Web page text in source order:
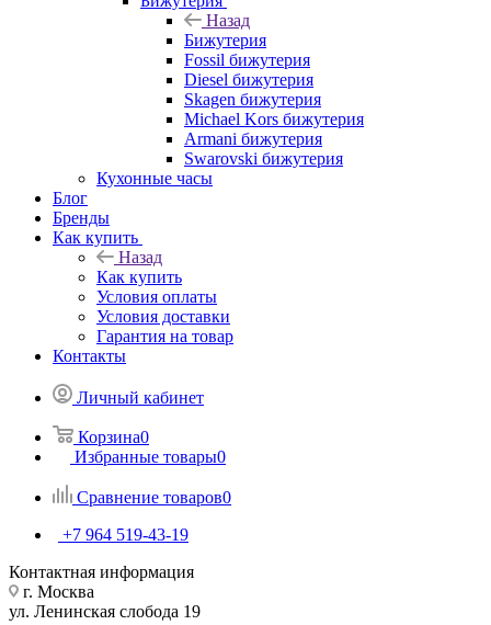
Назад
Бижутерия
Fossil бижутерия
Diesel бижутерия
Skagen бижутерия
Michael Kors бижутерия
Armani бижутерия
Swarovski бижутерия
Кухонные часы
Блог
Бренды
Как купить
Назад
Как купить
Условия оплаты
Условия доставки
Гарантия на товар
Контакты
Личный кабинет
Корзина0
Избранные товары0
Сравнение товаров0
+7 964 519-43-19
Контактная информация
г. Москва
ул. Ленинская слобода 19